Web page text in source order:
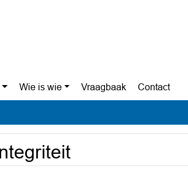
Wie is wie Vraagbaak Contact